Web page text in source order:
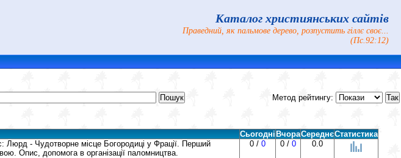
Каталог християнських сайтів
Праведний, як пальмове дерево, розпустить гіллє своє...
(Пс.92:12)
Метод рейтингу:
Сьогодні ВчораСереднєСтатистика
Люрд - Чудотворне місце Богородиці у Фрації. Перший
Опис, допомога в організації паломництва.
0 / 0 0 / 0 0.0